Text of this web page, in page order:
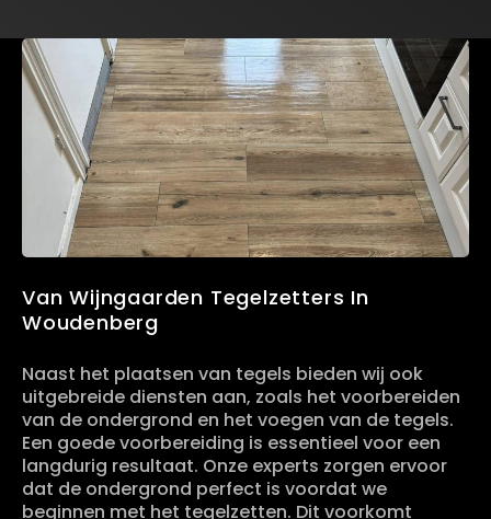
Van Wijngaarden Tegelzetters In
Woudenberg
Naast het plaatsen van tegels bieden wij ook
uitgebreide diensten aan, zoals het voorbereiden
van de ondergrond en het voegen van de tegels.
Een goede voorbereiding is essentieel voor een
langdurig resultaat. Onze experts zorgen ervoor
dat de ondergrond perfect is voordat we
beginnen met het tegelzetten. Dit voorkomt